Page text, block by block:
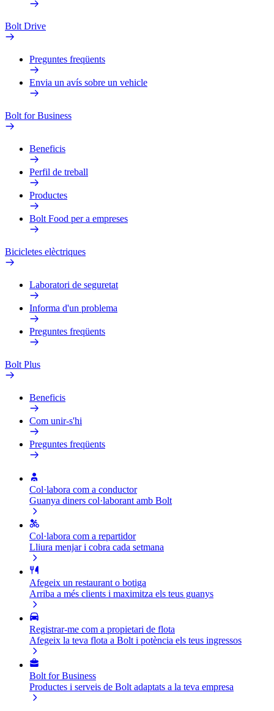
Bolt Drive
Preguntes freqüents
Envia un avís sobre un vehicle
Bolt for Business
Beneficis
Perfil de treball
Productes
Bolt Food per a empreses
Bicicletes elèctriques
Laboratori de seguretat
Informa d'un problema
Preguntes freqüents
Bolt Plus
Beneficis
Com unir-s'hi
Preguntes freqüents
Col·labora com a conductor
Guanya diners col·laborant amb Bolt
Col·labora com a repartidor
Lliura menjar i cobra cada setmana
Afegeix un restaurant o botiga
Arriba a més clients i maximitza els teus guanys
Registrar-me com a propietari de flota
Afegeix la teva flota a Bolt i potència els teus ingressos
Bolt for Business
Productes i serveis de Bolt adaptats a la teva empresa